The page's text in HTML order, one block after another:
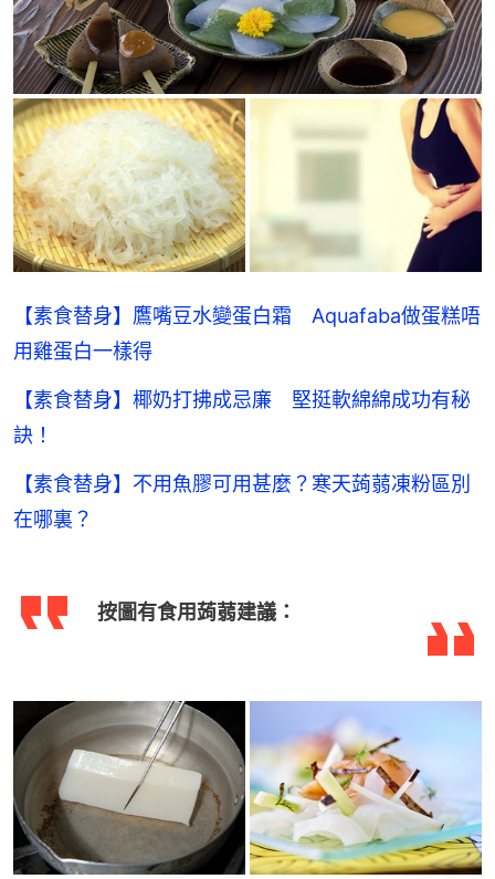
【素食替身】鷹嘴豆水變蛋白霜 Aquafaba做蛋糕唔
用雞蛋白一樣得
【素食替身】椰奶打拂成忌廉 堅挺軟綿綿成功有秘
訣！
【素食替身】不用魚膠可用甚麼？寒天蒟蒻凍粉區別
在哪裏？
按圖有食用蒟蒻建議：